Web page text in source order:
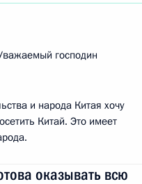
господин
и народа Китая хочу
Китай. Это имеет
оказывать всю